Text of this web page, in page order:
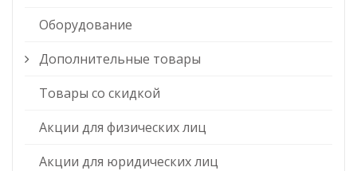
Оборудование
Дополнительные товары
Товары со скидкой
Акции для физических лиц
Акции для юридических лиц